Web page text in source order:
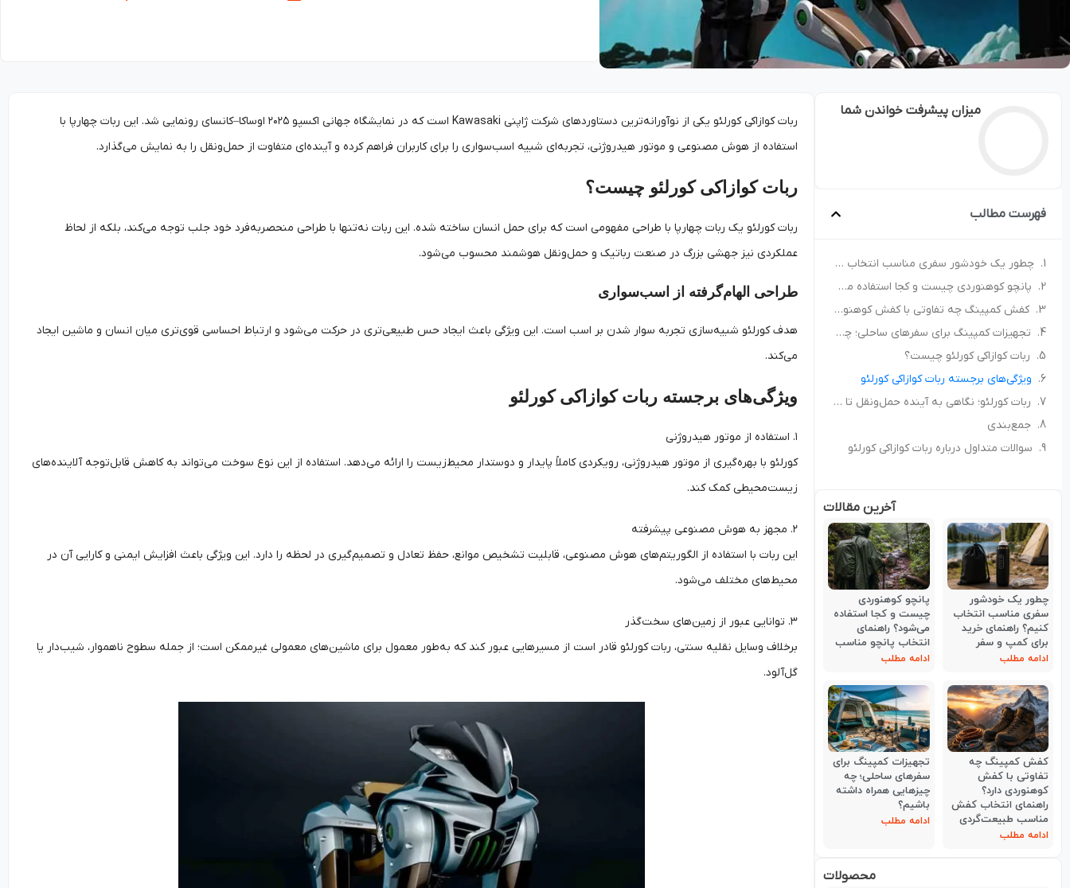
میزان پیشرفت خواندن شما
فهرست مطالب
چطور یک خودشور سفری مناسب انتخاب کنیم؟ راهنمای خرید برای کمپ و سفر
پانچو کوهنوردی چیست و کجا استفاده می‌شود؟ راهنمای انتخاب پانچو مناسب
کفش کمپینگ چه تفاوتی با کفش کوهنوردی دارد؟ راهنمای انتخاب کفش مناسب طبیعت‌گردی
تجهیزات کمپینگ برای سفرهای ساحلی؛ چه چیزهایی همراه داشته باشیم؟
ربات کوازاکی کورلئو چیست؟
ویژگی‌های برجسته ربات کوازاکی کورلئو
ربات کورلئو؛ نگاهی به آینده حمل‌ونقل تا سال ۲۰۵۰
جمع‌بندی
سوالات متداول درباره ربات کوازاکی کورلئو
چطور یک خودشور
سفری مناسب انتخاب
کنیم؟ راهنمای خرید
برای کمپ و سفر
ادامه مطلب
پانچو کوهنوردی
چیست و کجا استفاده
می‌شود؟ راهنمای
انتخاب پانچو مناسب
ادامه مطلب
کفش کمپینگ چه
تفاوتی با کفش
کوهنوردی دارد؟
راهنمای انتخاب کفش
مناسب طبیعت‌گردی
ادامه مطلب
تجهیزات کمپینگ برای
سفرهای ساحلی؛ چه
چیزهایی همراه داشته
باشیم؟
ادامه مطلب
آخرین مقالات
محصولات
ربات کوازاکی کورلئو یکی از نوآورانه‌ترین دستاوردهای شرکت ژاپنی Kawasaki است که در نمایشگاه جهانی اکسپو ۲۰۲۵ اوساکا–کانسای رونمایی شد. این ربات چهارپا با
استفاده از هوش مصنوعی و موتور هیدروژنی، تجربه‌ای شبیه اسب‌سواری را برای کاربران فراهم کرده و آینده‌ای متفاوت از حمل‌ونقل را به نمایش می‌گذارد.
ربات کوازاکی کورلئو چیست؟
ربات کورلئو یک ربات چهارپا با طراحی مفهومی است که برای حمل انسان ساخته شده. این ربات نه‌تنها با طراحی منحصربه‌فرد خود جلب توجه می‌کند، بلکه از لحاظ
عملکردی نیز جهشی بزرگ در صنعت رباتیک و حمل‌ونقل هوشمند محسوب می‌شود.
طراحی الهام‌گرفته از اسب‌سواری
هدف کورلئو شبیه‌سازی تجربه سوار شدن بر اسب است. این ویژگی باعث ایجاد حس طبیعی‌تری در حرکت می‌شود و ارتباط احساسی قوی‌تری میان انسان و ماشین ایجاد
می‌کند.
ویژگی‌های برجسته ربات کوازاکی کورلئو
۱. استفاده از موتور هیدروژنی
کورلئو با بهره‌گیری از موتور هیدروژنی، رویکردی کاملاً پایدار و دوستدار محیط‌زیست را ارائه می‌دهد. استفاده از این نوع سوخت می‌تواند به کاهش قابل‌توجه آلاینده‌های
زیست‌محیطی کمک کند.
۲. مجهز به هوش مصنوعی پیشرفته
این ربات با استفاده از الگوریتم‌های هوش مصنوعی، قابلیت تشخیص موانع، حفظ تعادل و تصمیم‌گیری در لحظه را دارد. این ویژگی باعث افزایش ایمنی و کارایی آن در
محیط‌های مختلف می‌شود.
۳. توانایی عبور از زمین‌های سخت‌گذر
برخلاف وسایل نقلیه سنتی، ربات کورلئو قادر است از مسیرهایی عبور کند که به‌طور معمول برای ماشین‌های معمولی غیرممکن است؛ از جمله سطوح ناهموار، شیب‌دار یا
گل‌آلود.